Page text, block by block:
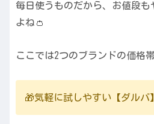
毎日使うものだから、お値段も
よね👛
ここでは2つのブランドの価格
🎁気軽に試しやすい【ダルバ